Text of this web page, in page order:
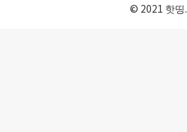
© 2021 핫띵.